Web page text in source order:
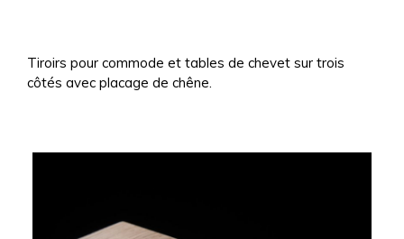
Tiroirs pour commode et tables de chevet sur trois
côtés avec placage de chêne.